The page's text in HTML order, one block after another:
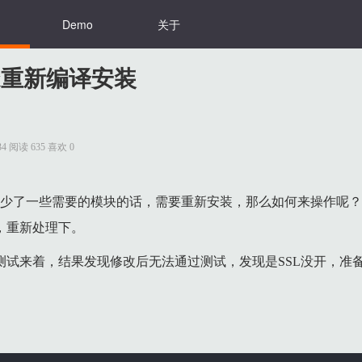
Demo 关于
新编译安装
阅读 635 喜欢 0
了一些需要的模块的话，需要重新安装，那么如何来操作呢？
新处理下。
试来着，结果发现修改后无法通过测试，发现是SSL没开，准